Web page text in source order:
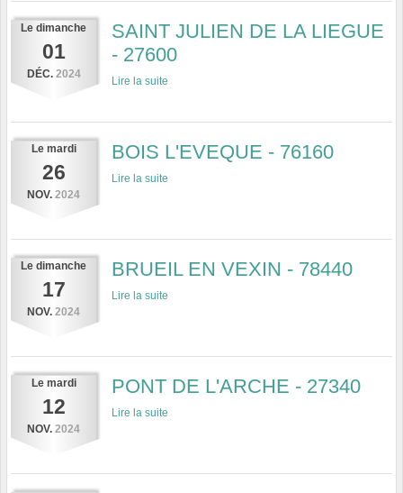
Le dimanche
01
DÉC. 2024
SAINT JULIEN DE LA LIEGUE
- 27600
Lire la suite
Le mardi
26
NOV. 2024
BOIS L'EVEQUE - 76160
Lire la suite
Le dimanche
17
NOV. 2024
BRUEIL EN VEXIN - 78440
Lire la suite
Le mardi
12
NOV. 2024
PONT DE L'ARCHE - 27340
Lire la suite